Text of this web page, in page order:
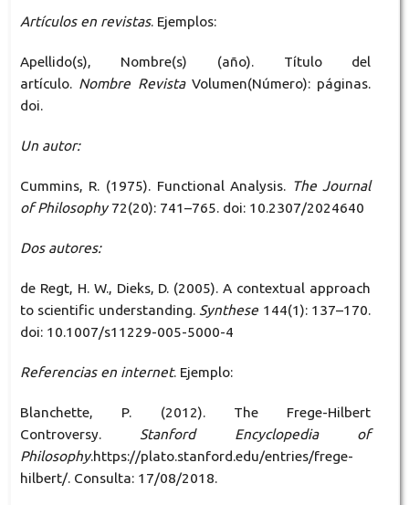
Artículos en revistas. Ejemplos:
Apellido(s), Nombre(s) (año). Título del
artículo. Nombre RevistaVolumen(Número): páginas.
doi.
Un autor:
Cummins, R. (1975). Functional Analysis. The Journal
of Philosophy72(20): 741–765. doi: 10.2307/2024640
Dos autores:
de Regt, H. W., Dieks, D. (2005). A contextual approach
to scientific understanding. Synthese 144(1): 137–170.
doi: 10.1007/s11229-005-5000-4
Referencias en internet. Ejemplo:
Blanchette, P. (2012). The Frege-Hilbert
Controversy. Stanford Encyclopedia of
Philosophy.https://plato.stanford.edu/entries/frege-
hilbert/. Consulta: 17/08/2018.